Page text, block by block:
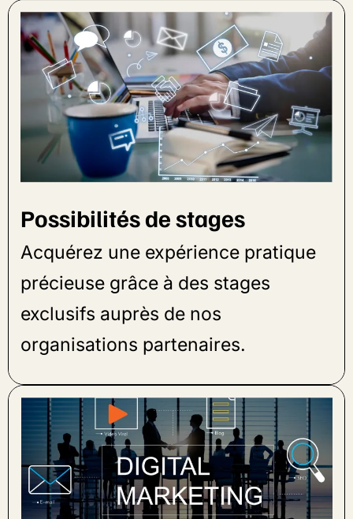
Possibilités de stages
Acquérez une expérience pratique
précieuse grâce à des stages
exclusifs auprès de nos
organisations partenaires.